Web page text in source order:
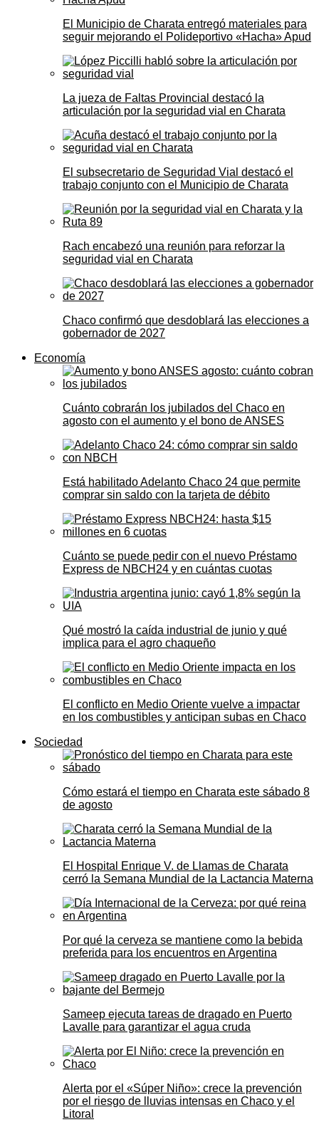
El Municipio de Charata entregó materiales para
seguir mejorando el Polideportivo «Hacha» Apud
La jueza de Faltas Provincial destacó la
articulación por la seguridad vial en Charata
El subsecretario de Seguridad Vial destacó el
trabajo conjunto con el Municipio de Charata
Rach encabezó una reunión para reforzar la
seguridad vial en Charata
Chaco confirmó que desdoblará las elecciones a
gobernador de 2027
Economía
Cuánto cobrarán los jubilados del Chaco en
agosto con el aumento y el bono de ANSES
Está habilitado Adelanto Chaco 24 que permite
comprar sin saldo con la tarjeta de débito
Cuánto se puede pedir con el nuevo Préstamo
Express de NBCH24 y en cuántas cuotas
Qué mostró la caída industrial de junio y qué
implica para el agro chaqueño
El conflicto en Medio Oriente vuelve a impactar
en los combustibles y anticipan subas en Chaco
Sociedad
Cómo estará el tiempo en Charata este sábado 8
de agosto
El Hospital Enrique V. de Llamas de Charata
cerró la Semana Mundial de la Lactancia Materna
Por qué la cerveza se mantiene como la bebida
preferida para los encuentros en Argentina
Sameep ejecuta tareas de dragado en Puerto
Lavalle para garantizar el agua cruda
Alerta por el «Súper Niño»: crece la prevención
por el riesgo de lluvias intensas en Chaco y el
Litoral